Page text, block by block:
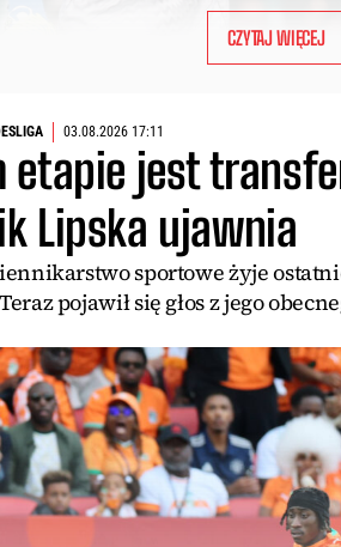
CZYTAJ WIĘCEJ
03.08.2026 17:11
etapie jest
Lipska ujawnia
sportowe żyje
pojawił się głos z jego